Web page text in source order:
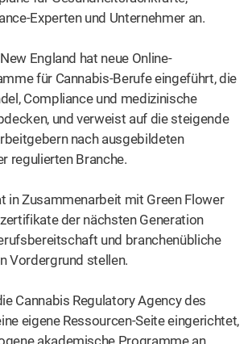
Experten und Unternehmer an.
England hat neue Online-
für Cannabis-Berufe eingeführt, die
Compliance und medizinische
und verweist auf die steigende
nach ausgebildeten
regulierten Branche.
in Zusammenarbeit mit Green Flower
der nächsten Generation
und branchenübliche
Vordergrund stellen.
Cannabis Regulatory Agency des
eigene Ressourcen-Seite eingerichtet,
akademische Programme an